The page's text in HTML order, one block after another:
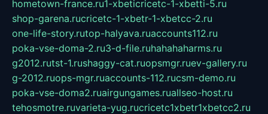
hometown-france.ru1-xbeticricetc-1-xbetti-5.ru
shop-garena.rucricetc-1-xbetr-1-xbetcc-2.ru
one-life-story.rutop-halyava.ruaccounts112.ru
poka-vse-doma-2.ru3-d-file.ruhahahaharms.ru
g2012.rutst-1.rushaggy-cat.ruopsmgr.ruev-gallery.ru
g-2012.ruops-mgr.ruaccounts-112.rucsm-demo.ru
poka-vse-doma2.ruairgungames.ruallseo-host.ru
tehosmotre.ruvarieta-yug.rucricetc1xbetr1xbetcc2.ru